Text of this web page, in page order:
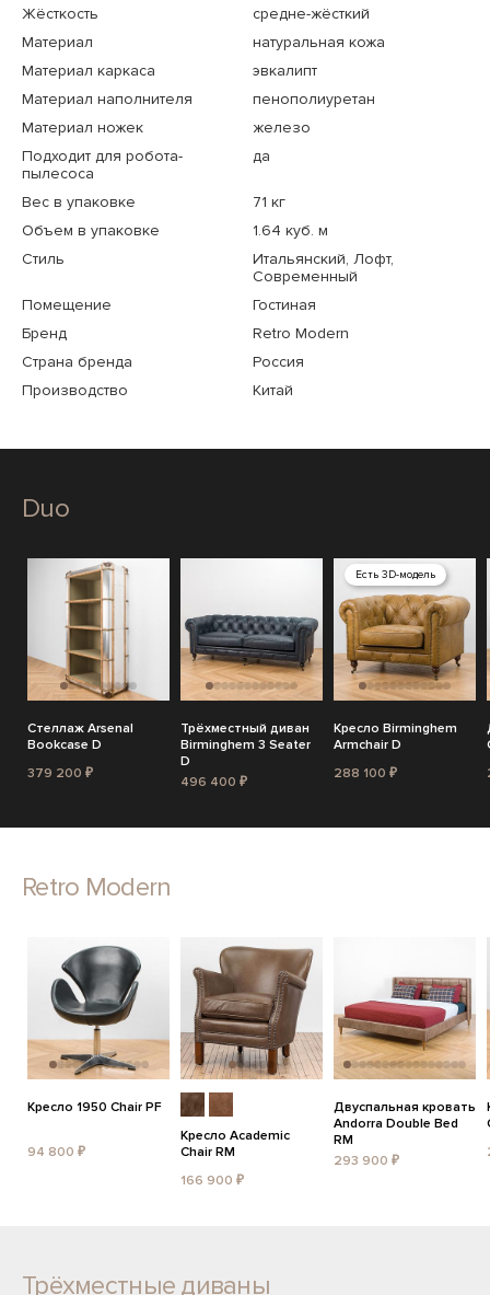
Жёсткость
средне-жёсткий
Материал
натуральная кожа
Материал каркаса
эвкалипт
Материал наполнителя
пенополиуретан
Материал ножек
железо
Подходит для робота-
пылесоса
да
Вес в упаковке
71 кг
Объем в упаковке
1.64 куб. м
Стиль
Итальянский, Лофт,
Современный
Помещение
Гостиная
Бренд
Retro Modern
Страна бренда
Россия
Производство
Китай
Duo
Стеллаж Arsenal
Bookcase D
379 200 ₽
Трёхместный диван
Birminghem 3 Seater
D
496 400 ₽
Есть 3D-модель
Кресло Birminghem
Armchair D
288 100 ₽
Retro Modern
Кресло 1950 Chair PF
94 800 ₽
Кресло Academic
Chair RM
166 900 ₽
Двуспальная кровать
Andorra Double Bed
RM
293 900 ₽
Трёхместные диваны